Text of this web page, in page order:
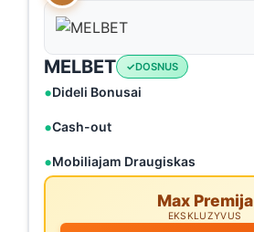
MELBET DOSNUS
Dideli Bonusai
Cash-out
Mobiliajam Draugiskas
Max Premija
EKSKLUZYVUS